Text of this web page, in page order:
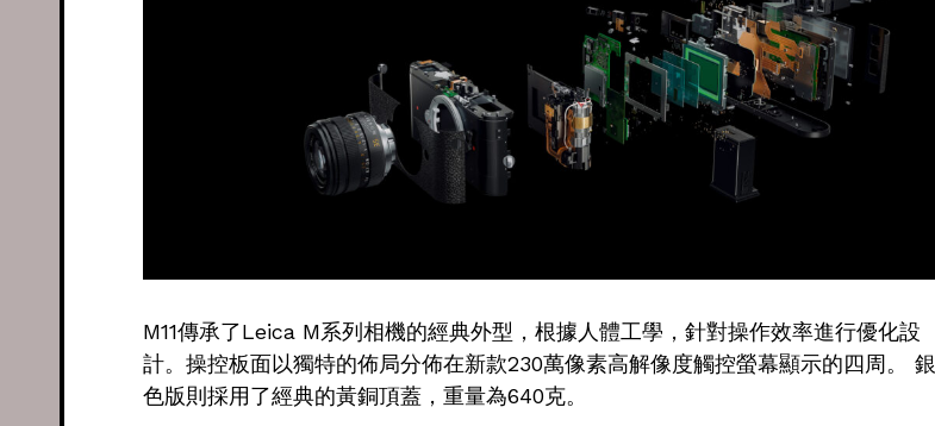
M11傳承了Leica M系列相機的經典外型，根據人體工學，針對操作效率進行優化設
計。操控板面以獨特的佈局分佈在新款230萬像素高解像度觸控螢幕顯示的四周。 銀
色版則採用了經典的黃銅頂蓋，重量為640克。